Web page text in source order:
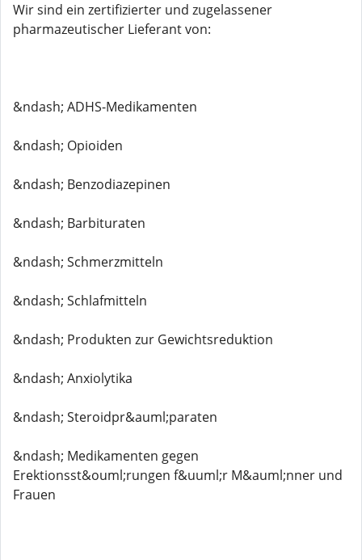
Wir sind ein zertifizierter und zugelassener
pharmazeutischer Lieferant von:
&ndash; ADHS-Medikamenten
&ndash; Opioiden
&ndash; Benzodiazepinen
&ndash; Barbituraten
&ndash; Schmerzmitteln
&ndash; Schlafmitteln
&ndash; Produkten zur Gewichtsreduktion
&ndash; Anxiolytika
&ndash; Steroidpr&auml;paraten
&ndash; Medikamenten gegen
Erektionsst&ouml;rungen f&uuml;r M&auml;nner und
Frauen